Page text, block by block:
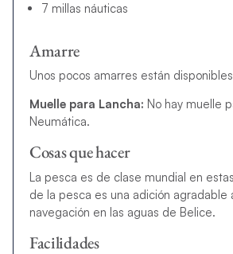
7 millas náuticas
Amarre
Unos pocos amarres están
Muelle para Lancha: No hay muelle
Neumática.
Cosas que hacer
La pesca es de clase mundial en
de la pesca es una adición agradable
navegación en las aguas de Belice.
Facilidades